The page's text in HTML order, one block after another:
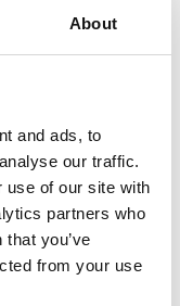
About
and ads, to
our traffic.
use of our site with
partners who
you’ve
from your use
av våg inkl
i flera varianter
från: 890 kr